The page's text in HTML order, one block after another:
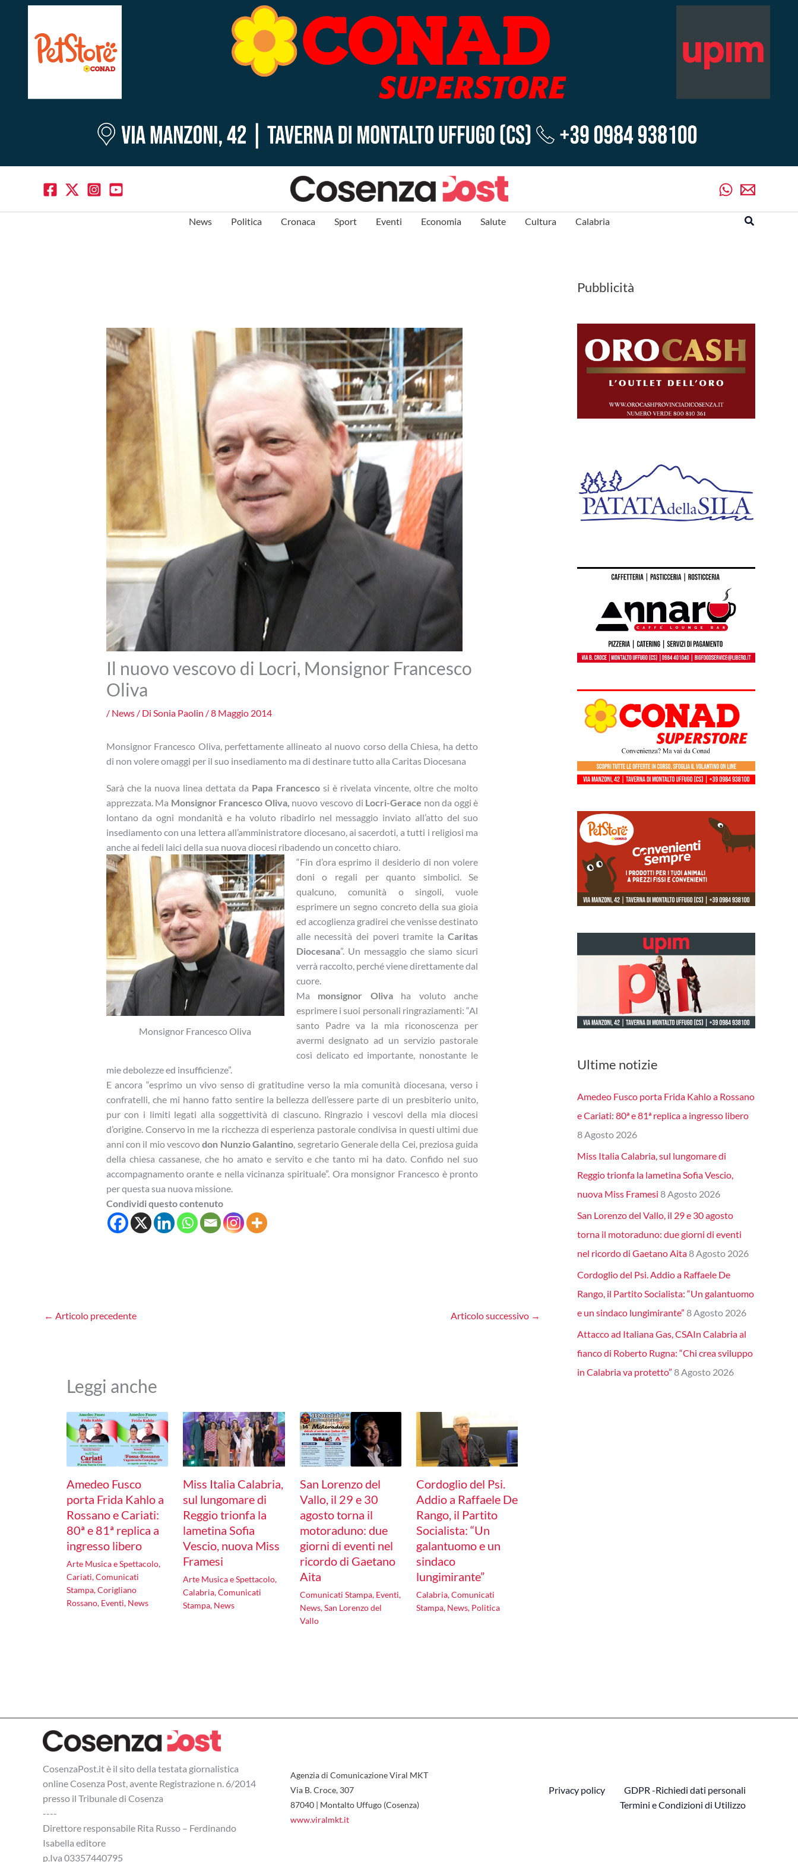
News Politica Cronaca Sport Eventi Economia Salute Cultura Calabria Cerca
Il nuovo vescovo di Locri, Monsignor Francesco
Oliva
/ News/ Di Sonia Paolin /8 Maggio 2014
Monsignor Francesco Oliva, perfettamente allineato al nuovo corso della Chiesa, ha detto
di non volere omaggi per il suo insediamento ma di destinare tutto alla Caritas Diocesana
Sarà che la nuova linea dettata da Papa Francescosi è rivelata vincente, oltre che molto
apprezzata. Ma Monsignor Francesco Oliva, nuovo vescovo di Locri-Gerace non da oggi è
lontano da ogni mondanità e ha voluto ribadirlo nel messaggio inviato all’atto del suo
insediamento con una lettera all’amministratore diocesano, ai sacerdoti, a tutti i religiosi ma
anche ai fedeli laici della sua nuova diocesi ribadendo un concetto chiaro.
Monsignor Francesco Oliva
“Fin d’ora esprimo il desiderio di non volere
doni o regali per quanto simbolici. Se
qualcuno, comunità o singoli, vuole
esprimere un segno concreto della sua gioia
ed accoglienza gradirei che venisse destinato
alle necessità dei poveri tramite laCaritas
Diocesana”. Un messaggio che siamo sicuri
verrà raccolto, perché viene direttamente dal
cuore.
Ma monsignor Olivaha voluto anche
esprimere i suoi personali ringraziamenti: “Al
santo Padre va la mia riconoscenza per
avermi designato ad un servizio pastorale
così delicato ed importante, nonostante le
mie debolezze ed insufficienze”.
E ancora “esprimo un vivo senso di gratitudine verso la mia comunità diocesana, verso i
confratelli, che mi hanno fatto sentire la bellezza dell’essere parte di un presbiterio unito,
pur con i limiti legati alla soggettività di ciascuno. Ringrazio i vescovi della mia diocesi
d’origine. Conservo in me la ricchezza di esperienza pastorale condivisa in questi ultimi due
anni con il mio vescovodon Nunzio Galantino, segretario Generale della Cei, preziosa guida
della chiesa cassanese, che ho amato e servito e che tanto mi ha dato. Confido nel suo
accompagnamento orante e nella vicinanza spirituale”. Ora monsignor Francesco è pronto
per questa sua nuova missione.
Condividi questo contenuto
← Articolo precedente Articolo successivo →
Leggi anche
Amedeo Fusco
porta Frida Kahlo a
Rossano e Cariati:
80ª e 81ª replica a
ingresso libero
Arte Musica e Spettacolo,
Cariati,Comunicati
Stampa,Corigliano
Rossano, Eventi, News
Miss Italia Calabria,
sul lungomare di
Reggio trionfa la
lametina Sofia
Vescio, nuova Miss
Framesi
Arte Musica e Spettacolo,
Calabria,Comunicati
Stampa, News
San Lorenzo del
Vallo, il 29 e 30
agosto torna il
motoraduno: due
giorni di eventi nel
ricordo di Gaetano
Aita
Comunicati Stampa, Eventi,
News,San Lorenzo del
Vallo
Cordoglio del Psi.
Addio a Raffaele De
Rango, il Partito
Socialista: “Un
galantuomo e un
sindaco
lungimirante”
Calabria,Comunicati
Stampa, News, Politica
Pubblicità
Ultime notizie
Amedeo Fusco porta Frida Kahlo a Rossano
e Cariati: 80ª e 81ª replica a ingresso libero
8 Agosto 2026
Miss Italia Calabria, sul lungomare di
Reggio trionfa la lametina Sofia Vescio,
nuova Miss Framesi 8 Agosto 2026
San Lorenzo del Vallo, il 29 e 30 agosto
torna il motoraduno: due giorni di eventi
nel ricordo di Gaetano Aita8 Agosto 2026
Cordoglio del Psi. Addio a Raffaele De
Rango, il Partito Socialista: “Un galantuomo
e un sindaco lungimirante” 8 Agosto 2026
Attacco ad Italiana Gas, CSAIn Calabria al
fianco di Roberto Rugna: “Chi crea sviluppo
in Calabria va protetto” 8 Agosto 2026
CosenzaPost.it è il sito della testata giornalistica
online Cosenza Post, avente Registrazione n. 6/2014
presso il Tribunale di Cosenza
----
Direttore responsabile Rita Russo – Ferdinando
Isabella editore
p.Iva 03357440795
Agenzia di Comunicazione Viral MKT
Via B. Croce, 307
87040 | Montalto Uffugo (Cosenza)
www.viralmkt.it
Privacy policy
GDPR -Richiedi dati personali
Termini e Condizioni di Utilizzo